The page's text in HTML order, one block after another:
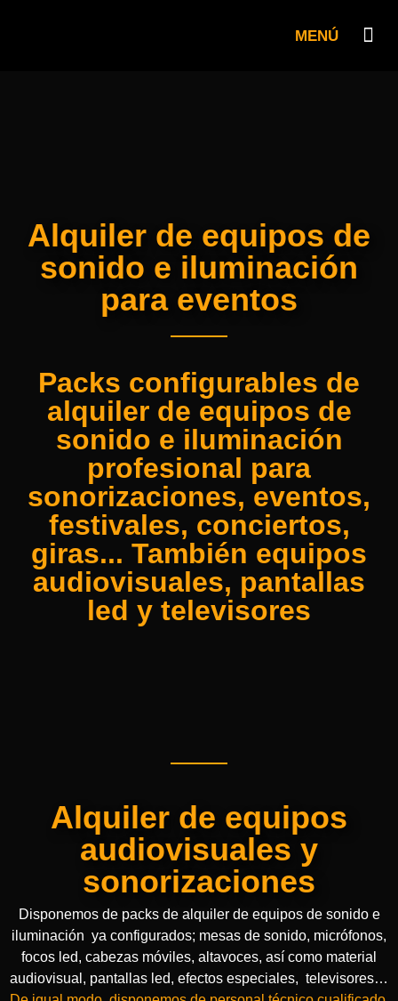
MENÚ
Alquiler de equipos de
sonido e iluminación
para eventos
Packs configurables de
alquiler de equipos de
sonido e iluminación
profesional para
sonorizaciones, eventos,
festivales, conciertos,
giras... También equipos
audiovisuales, pantallas
led y televisores
Alquiler de equipos
audiovisuales y
sonorizaciones
Disponemos de packs de alquiler de equipos de sonido e
iluminación ya configurados; mesas de sonido, micrófonos,
focos led, cabezas móviles, altavoces, así como material
audiovisual, pantallas led, efectos especiales, televisores…